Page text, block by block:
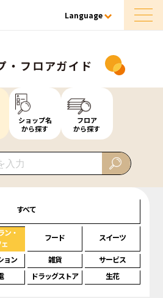
Language
・フロアガイド
ショップ名
から探す
フロア
から探す
すべて
ン・
フード スイーツ
ョン 雑貨
サービス
ドラッグストア 生花